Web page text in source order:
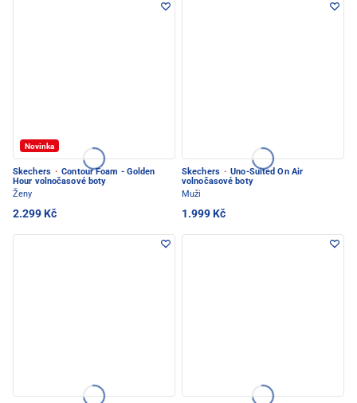
Novinka
Skechers · Contour Foam - Golden
Hour volnočasové boty
Ženy
2.299 Kč
Skechers · Uno-Suited On Air
volnočasové boty
Muži
1.999 Kč